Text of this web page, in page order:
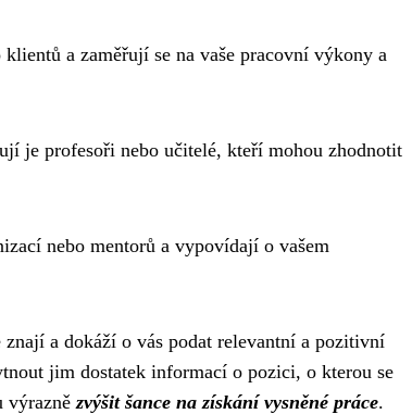
a zaměřují se na vaše pracovní výkony a
je profesoři nebo učitelé, kteří mohou zhodnotit
nebo mentorů a vypovídají o vašem
a dokáží o vás podat relevantní a pozitivní
jim dostatek informací o pozici, o kterou se
výraznězvýšit šance na získání vysněné práce.